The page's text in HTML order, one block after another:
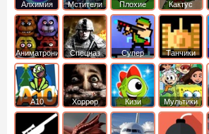
Алхимия Мстители
Плохие
свинки
Кактус
маккой
Аниматроники Спецназ
Супер
бойцы
Танчики
А10 Хоррор Кизи Мультики